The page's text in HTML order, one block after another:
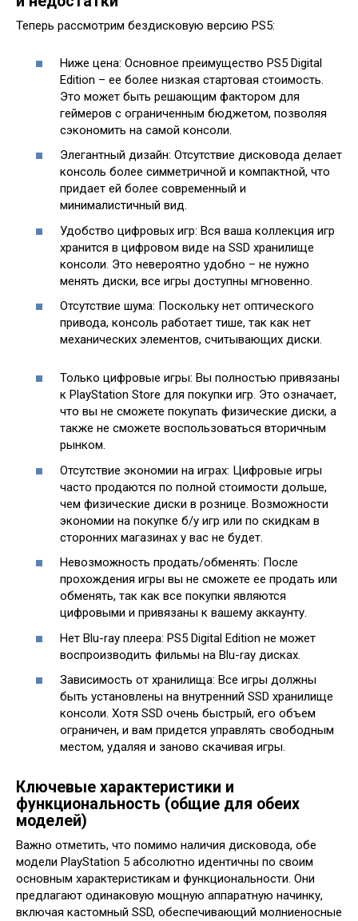
Теперь рассмотрим бездисковую версию PS5:
Ниже цена: Основное преимущество PS5 Digital
Edition – ее более низкая стартовая стоимость.
Это может быть решающим фактором для
геймеров с ограниченным бюджетом, позволяя
сэкономить на самой консоли.
Элегантный дизайн: Отсутствие дисковода делает
консоль более симметричной и компактной, что
придает ей более современный и
минималистичный вид.
Удобство цифровых игр: Вся ваша коллекция игр
хранится в цифровом виде на SSD хранилище
консоли. Это невероятно удобно – не нужно
менять диски, все игры доступны мгновенно.
Отсутствие шума: Поскольку нет оптического
привода, консоль работает тише, так как нет
механических элементов, считывающих диски.
Только цифровые игры: Вы полностью привязаны
к PlayStation Store для покупки игр. Это означает,
что вы не сможете покупать физические диски, а
также не сможете воспользоваться вторичным
рынком.
Отсутствие экономии на играх: Цифровые игры
часто продаются по полной стоимости дольше,
чем физические диски в рознице. Возможности
экономии на покупке б/у игр или по скидкам в
сторонних магазинах у вас не будет.
Невозможность продать/обменять: После
прохождения игры вы не сможете ее продать или
обменять, так как все покупки являются
цифровыми и привязаны к вашему аккаунту.
Нет Blu-ray плеера: PS5 Digital Edition не может
воспроизводить фильмы на Blu-ray дисках.
Зависимость от хранилища: Все игры должны
быть установлены на внутренний SSD хранилище
консоли. Хотя SSD очень быстрый, его объем
ограничен, и вам придется управлять свободным
местом, удаляя и заново скачивая игры.
Ключевые характеристики и
функциональность (общие для обеих
моделей)
Важно отметить, что помимо наличия дисковода, обе
модели PlayStation 5 абсолютно идентичны по своим
основным характеристикам и функциональности. Они
предлагают одинаковую мощную аппаратную начинку,
включая кастомный SSD, обеспечивающий молниеносные